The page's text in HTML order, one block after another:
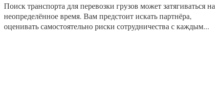
Поиск транспорта для перевозки грузов может затягиваться на
неопределённое время. Вам предстоит искать партнёра,
оценивать самостоятельно риски сотрудничества с каждым...